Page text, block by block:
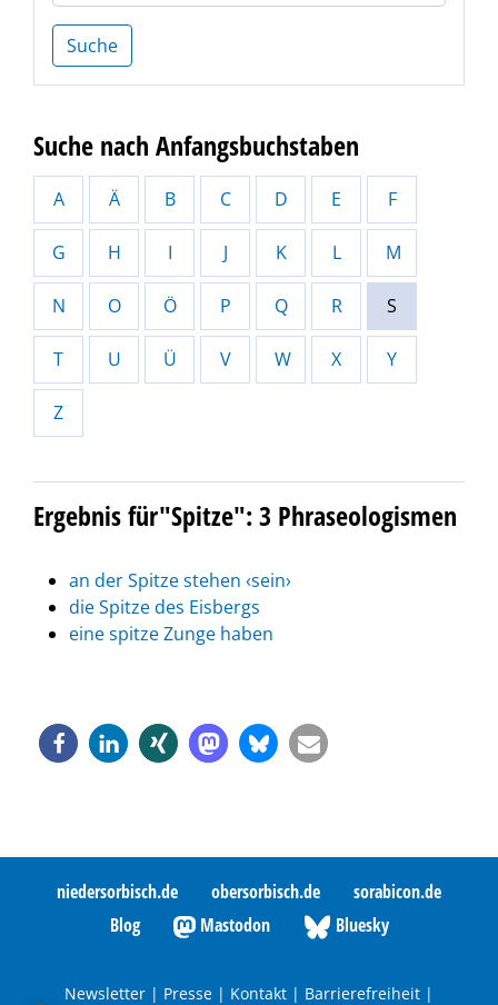
Suche
Suche nach Anfangsbuchstaben
A Ä B C D E F
G H I J K L M
N O Ö P Q R S
T U Ü V W X Y
Z
Ergebnis für"Spitze": 3 Phraseologismen
an der Spitze stehen ‹sein›
die Spitze des Eisbergs
eine spitze Zunge haben
niedersorbisch.de obersorbisch.de
sorabicon.de
Blog
Mastodon Bluesky
Newsletter | Presse | Kontakt | Barrierefreiheit |